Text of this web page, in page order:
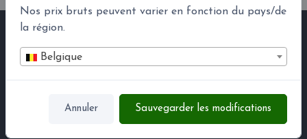
Nos prix bruts peuvent varier en fonction du pays/de
la région.
Belgique
Annuler Sauvegarder les modifications
Informations sur le magasin
7522 Blandain